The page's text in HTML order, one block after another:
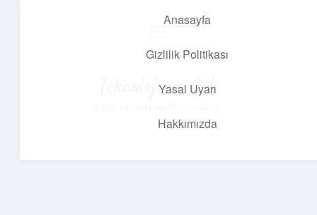
Anasayfa
Gizlilik Politikası
Yasal Uyarı
Hakkımızda
Teknoloji ve Aşk